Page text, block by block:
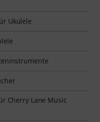
Ukulele
Cherry Lane Music